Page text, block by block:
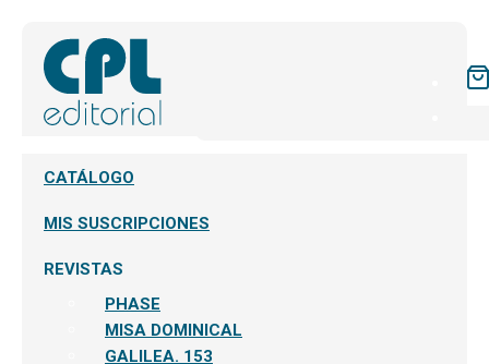
CATÁLOGO
MIS SUSCRIPCIONES
REVISTAS
PHASE
MISA DOMINICAL
GALILEA. 153